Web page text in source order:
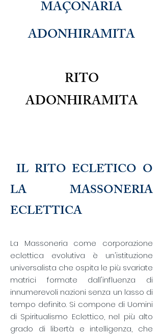
MAÇONARIA
ADONHIRAMITA
RITO
ADONHIRAMITA
IL RITO ECLETICO O
LA MASSONERIA
ECLETTICA
La Massoneria come corporazione
eclettica evolutiva è un'istituzione
universalista che ospita le più svariate
matrici formate dall'influenza di
innumerevoli nazioni senza un lasso di
tempo definito. Si compone di Uomini
di Spiritualismo Eclettico, nel più alto
grado di libertà e intelligenza, che